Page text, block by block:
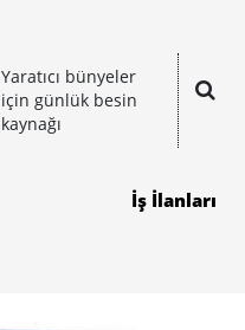
Yaratıcı bünyeler
için günlük besin
kaynağı
İş İlanları